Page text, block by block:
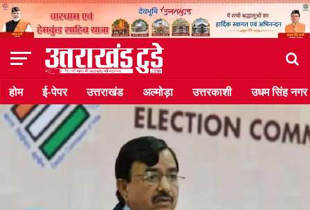
होम ई-पेपर उत्तराखंड अल्मोड़ा उत्तरकाशी उधम सिंह नगर